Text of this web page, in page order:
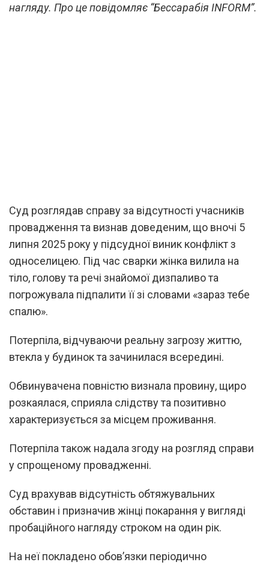
нагляду. Про це повідомляє “Бессарабія INFORM”.
Суд розглядав справу за відсутності учасників
провадження та визнав доведеним, що вночі 5
липня 2025 року у підсудної виник конфлікт з
односелицею. Під час сварки жінка вилила на
тіло, голову та речі знайомої дизпаливо та
погрожувала підпалити її зі словами «зараз тебе
спалю».
Потерпіла, відчуваючи реальну загрозу життю,
втекла у будинок та зачинилася всередині.
Обвинувачена повністю визнала провину, щиро
розкаялася, сприяла слідству та позитивно
характеризується за місцем проживання.
Потерпіла також надала згоду на розгляд справи
у спрощеному провадженні.
Суд врахував відсутність обтяжувальних
обставин і призначив жінці покарання у вигляді
пробаційного нагляду строком на один рік.
На неї покладено обов’язки періодично